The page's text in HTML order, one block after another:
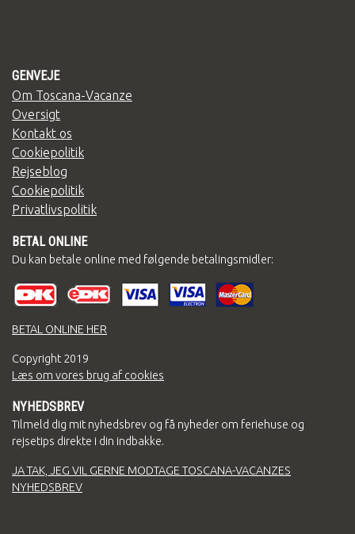
GENVEJE
Om Toscana-Vacanze
Oversigt
Kontakt os
Cookiepolitik
Rejseblog
Cookiepolitik
Privatlivspolitik
BETAL ONLINE
Du kan betale online med følgende betalingsmidler:
BETAL ONLINE HER
Copyright 2019
Læs om vores brug af cookies
NYHEDSBREV
Tilmeld dig mit nyhedsbrev og få nyheder om feriehuse og
rejsetips direkte i din indbakke.
JA TAK, JEG VIL GERNE MODTAGE TOSCANA-VACANZES
NYHEDSBREV